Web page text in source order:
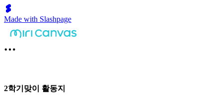
Made with Slashpage
2학기맞이 활동지